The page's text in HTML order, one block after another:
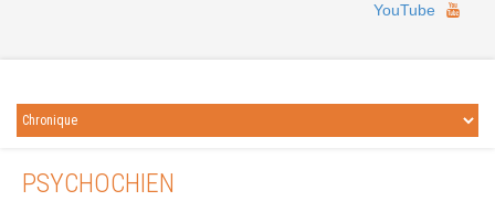
YouTube
PSYCHOCHIEN